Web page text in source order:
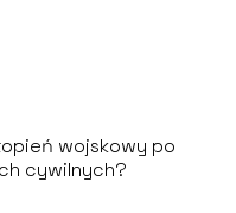
wojskowy po
cywilnych?